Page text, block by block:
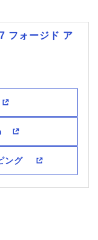
フォージド ア